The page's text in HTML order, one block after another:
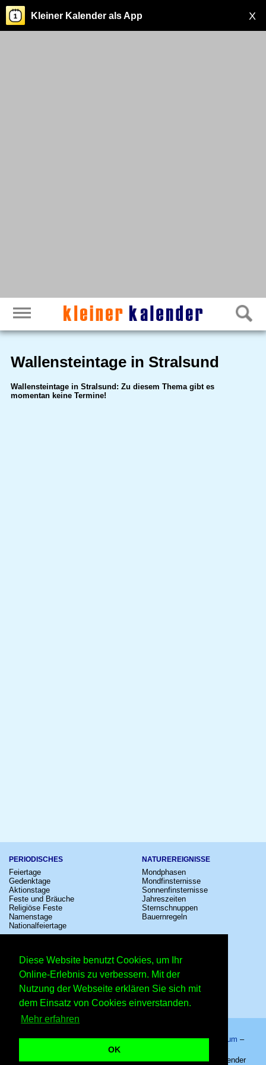
Diese Website benutzt Cookies, um Ihr
Online-Erlebnis zu verbessern. Mit der
Nutzung der Webseite erklären Sie sich mit
dem Einsatz von Cookies einverstanden.
Mehr erfahren
OK
X
Kleiner Kalender als App
Wallensteintage in Stralsund
Wallensteintage in Stralsund: Zu diesem Thema gibt es
momentan keine Termine!
PERIODISCHES
Feiertage
Gedenktage
Aktionstage
Feste und Bräuche
Religiöse Feste
Namenstage
Nationalfeiertage
NATUREREIGNISSE
Mondphasen
Mondfinsternisse
Sonnenfinsternisse
Jahreszeiten
Sternschnuppen
Bauernregeln
Kinostarts
Festivals
Fußball
Comedy
Shows
Sternzeichen
Schalttage
Messen
Erinnerungen
Volksfeste
Startseite–Kalender–Lexikon–App–Sitemap–Impressum –
Datenschutzhinweis
Wallensteintage in Stralsund – Copyright © 2026 Kleiner Kalender